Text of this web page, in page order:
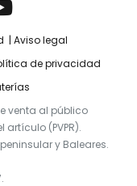
Aviso legal
de privacidad
venta al público
(PVPR).
y Baleares.